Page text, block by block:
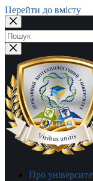
Перейти до вмісту
Немає
результатів
Про